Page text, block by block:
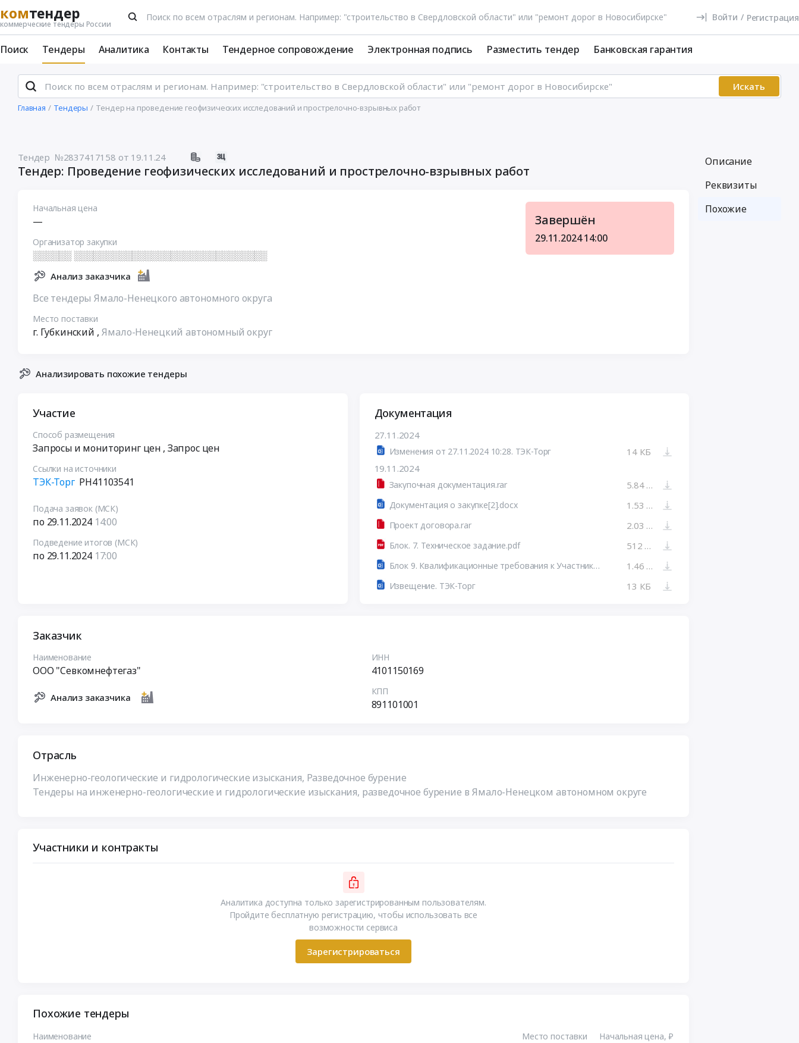
комтендер
коммерческие тендеры России
Войти / Регистрация
Поиск Тендеры Аналитика Контакты Тендерное сопровождение Электронная подпись Разместить тендер Банковская гарантия
Искать
Главная Тендеры Тендер на проведение геофизических исследований и прострелочно-взрывных работ
Тендер №2837417158 от 19.11.24
Тендер: Проведение геофизических исследований и прострелочно-взрывных работ
Начальная цена
—
Организатор закупки
░░░░░░ ░░░░░░░░░░░░░░░░░░░░░░░░░░░░░░
Анализ заказчика
Все тендеры Ямало-Ненецкого автономного округа
Место поставки
г. Губкинский , Ямало-Ненецкий автономный округ
Завершён
29.11.2024 14:00
Анализировать похожие тендеры
Участие
Способ размещения
Запросы и мониторинг цен , Запрос цен
Ссылки на источники
ТЭК-Торг РН41103541
Подача заявок (МСК)
по 29.11.2024 14:00
Подведение итогов (МСК)
по 29.11.2024 17:00
Документация
27.11.2024
Изменения от 27.11.2024 10:28. ТЭК-Торг
14 КБ
19.11.2024
Закупочная документация.rar 5.84 МБ
Документация о закупке[2].docx 1.53 МБ
Проект договора.rar 2.03 МБ
Блок. 7. Техническое задание.pdf 512 КБ
Блок 9. Квалификационные требования к Участнику закупки ГИС-ПВР.docx 1.46 МБ
Извещение. ТЭК-Торг 13 КБ
Заказчик
Наименование
ООО "Севкомнефтегаз"
Анализ заказчика
ИНН
4101150169
КПП
891101001
Отрасль
Инженерно-геологические и гидрологические изыскания, Разведочное бурение
Тендеры на инженерно-геологические и гидрологические изыскания, разведочное бурение в Ямало-Ненецком автономном округе
Участники и контракты
Аналитика доступна только зарегистрированным пользователям.
Пройдите бесплатную регистрацию, чтобы использовать все
возможности сервиса
Зарегистрироваться
Похожие тендеры
Наименование Место поставки Начальная цена, ₽
Описание
Реквизиты
Похожие